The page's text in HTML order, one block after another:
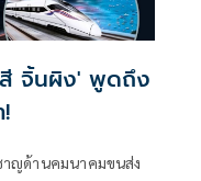
'สี จิ้นผิง' พูดถึง
าญด้านคมนาคมขนส่ง